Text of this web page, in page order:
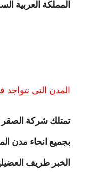
المملكة العربية
المدن التى نتواجد
تمتلك شركة الصقر
بجميع انحاء مدن
الخبر طريف